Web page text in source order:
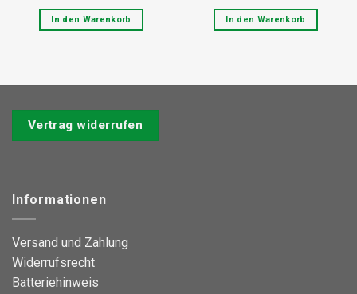
In den Warenkorb In den Warenkorb
Vertrag widerrufen
Informationen
Versand und Zahlung
Widerrufsrecht
Batteriehinweis